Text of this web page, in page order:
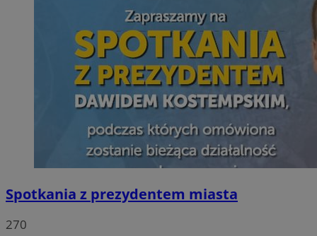
Spotkania z prezydentem miasta
270